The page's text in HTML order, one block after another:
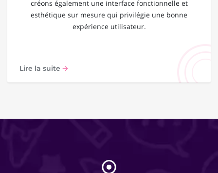
créons également une interface fonctionnelle et
esthétique sur mesure qui privilégie une bonne
expérience utilisateur.
Lire la suite